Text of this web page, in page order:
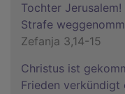
Tochter
Strafe
Zefanja 3,14-15
Christus ist
Frieden